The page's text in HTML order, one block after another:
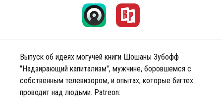
Выпуск об идеях могучей книги Шошаны Зубофф
"Надзирающий капитализм", мужчине, боровшемся с
собственным телевизором, и опытах, которые бигтех
проводит над людьми. Patreon: